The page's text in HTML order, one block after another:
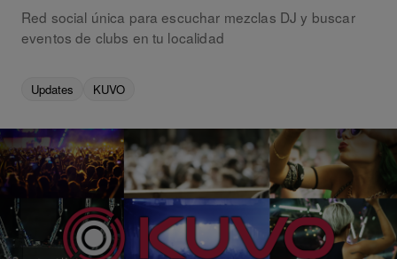
Red social única para escuchar mezclas DJ y buscar
eventos de clubs en tu localidad
Updates KUVO